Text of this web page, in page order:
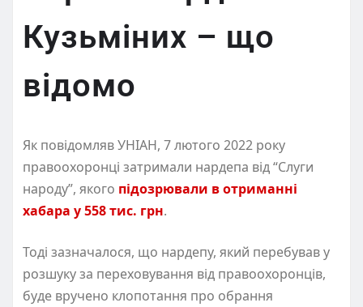
Кузьміних – що
відомо
Як повідомляв УНІАН, 7 лютого 2022 року
правоохоронці затримали нардепа від “Слуги
народу”, якого підозрювали в отриманні
хабара у 558 тис. грн.
Тоді зазначалося, що нардепу, який перебував у
розшуку за переховування від правоохоронців,
буде вручено клопотання про обрання